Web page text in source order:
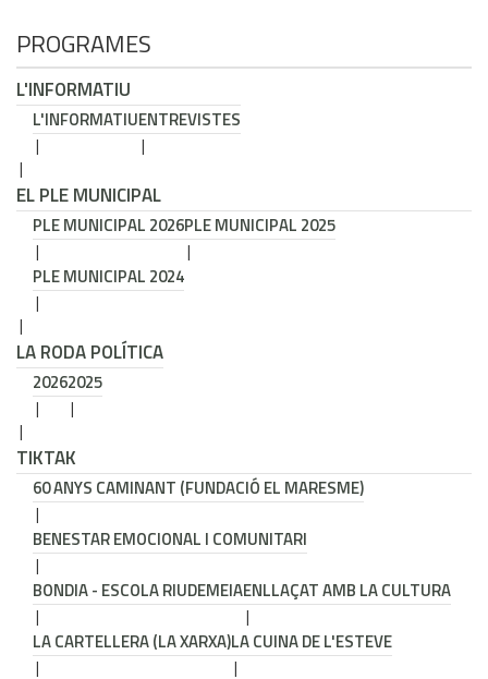
PROGRAMES
L'INFORMATIU
L'INFORMATIUENTREVISTES
EL PLE MUNICIPAL
PLE MUNICIPAL 2026PLE MUNICIPAL 2025
PLE MUNICIPAL 2024
LA RODA POLÍTICA
20262025
TIKTAK
60 ANYS CAMINANT (FUNDACIÓ EL MARESME)
BENESTAR EMOCIONAL I COMUNITARI
BONDIA - ESCOLA RIUDEMEIAENLLAÇAT AMB LA CULTURA
LA CARTELLERA (LA XARXA)LA CUINA DE L'ESTEVE